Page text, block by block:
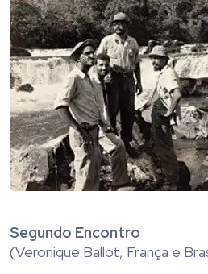
Segundo Encontro
(Veronique Ballot, França e